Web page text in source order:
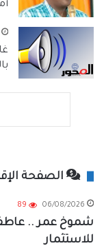
الصفحة
06/08/2026
89
شموخ عمر .. عاطف
للاستثمار